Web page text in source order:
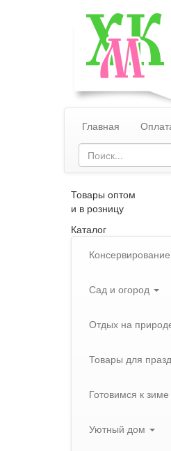
Главная
Товары оптом
и в розницу
Каталог
Консервирование
Сад и огород
Отдых на
Товары для
Готовимся к зиме
Уютный дом